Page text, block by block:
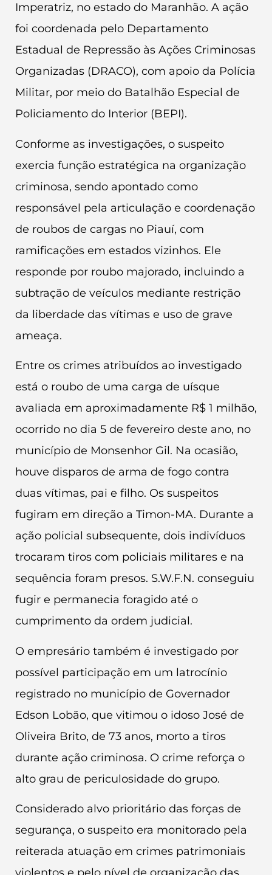
Imperatriz, no estado do Maranhão. A ação
foi coordenada pelo Departamento
Estadual de Repressão às Ações Criminosas
Organizadas (DRACO), com apoio da Polícia
Militar, por meio do Batalhão Especial de
Policiamento do Interior (BEPI).
Conforme as investigações, o suspeito
exercia função estratégica na organização
criminosa, sendo apontado como
responsável pela articulação e coordenação
de roubos de cargas no Piauí, com
ramificações em estados vizinhos. Ele
responde por roubo majorado, incluindo a
subtração de veículos mediante restrição
da liberdade das vítimas e uso de grave
ameaça.
Entre os crimes atribuídos ao investigado
está o roubo de uma carga de uísque
avaliada em aproximadamente R$ 1 milhão,
ocorrido no dia 5 de fevereiro deste ano, no
município de Monsenhor Gil. Na ocasião,
houve disparos de arma de fogo contra
duas vítimas, pai e filho. Os suspeitos
fugiram em direção a Timon-MA. Durante a
ação policial subsequente, dois indivíduos
trocaram tiros com policiais militares e na
sequência foram presos. S.W.F.N. conseguiu
fugir e permanecia foragido até o
cumprimento da ordem judicial.
O empresário também é investigado por
possível participação em um latrocínio
registrado no município de Governador
Edson Lobão, que vitimou o idoso José de
Oliveira Brito, de 73 anos, morto a tiros
durante ação criminosa. O crime reforça o
alto grau de periculosidade do grupo.
Considerado alvo prioritário das forças de
segurança, o suspeito era monitorado pela
reiterada atuação em crimes patrimoniais